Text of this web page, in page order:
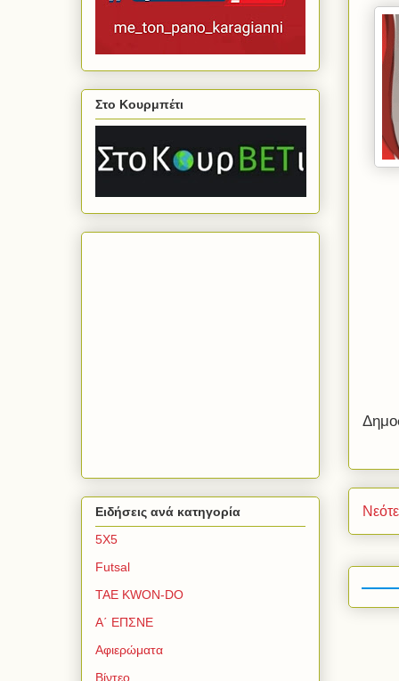
Στο Κουρμπέτι
Ειδήσεις ανά κατηγορία
5Χ5
Futsal
TAE KWON-DO
Α΄ ΕΠΣΝΕ
Αφιερώματα
Βίντεο